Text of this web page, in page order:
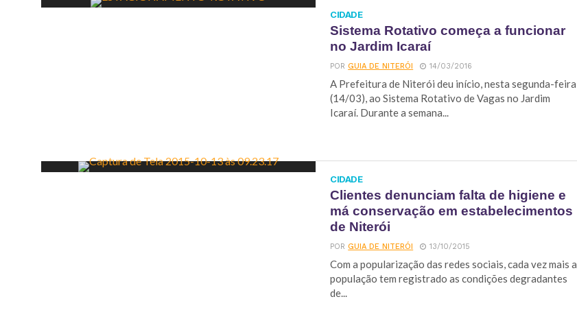
CIDADE
Sistema Rotativo começa a funcionar
no Jardim Icaraí
PORGUIA DE NITERÓI 14/03/2016
A Prefeitura de Niterói deu início, nesta segunda-feira
(14/03), ao Sistema Rotativo de Vagas no Jardim
Icaraí. Durante a semana...
CIDADE
Clientes denunciam falta de higiene e
má conservação em estabelecimentos
de Niterói
PORGUIA DE NITERÓI 13/10/2015
Com a popularização das redes sociais, cada vez mais a
população tem registrado as condições degradantes
de...